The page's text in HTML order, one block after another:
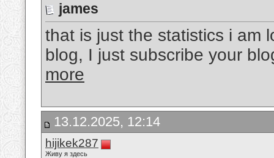
james
that is just the statistics i am
blog, I just subscribe your
more
13.12.2025, 12:14
hijikek287
Живу я здесь